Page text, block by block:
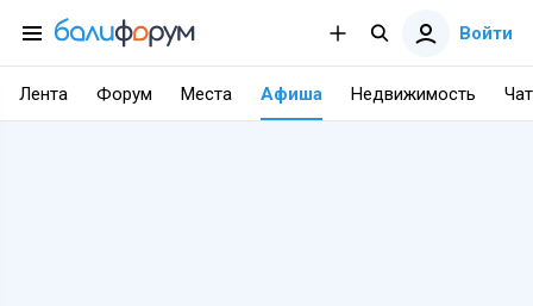
Войти
Лента Форум Места Афиша Недвижимость Чат